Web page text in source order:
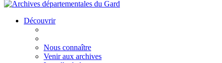
Découvrir
Nous connaître
Venir aux archives